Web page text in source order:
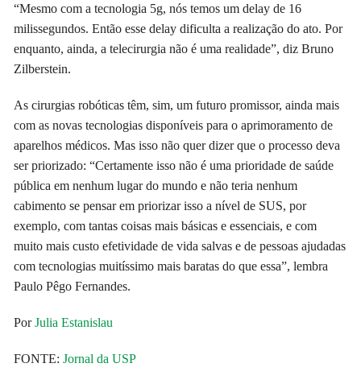
“Mesmo com a tecnologia 5g, nós temos um delay de 16
milissegundos. Então esse delay dificulta a realização do ato. Por
enquanto, ainda, a telecirurgia não é uma realidade”, diz Bruno
Zilberstein.
As cirurgias robóticas têm, sim, um futuro promissor, ainda mais
com as novas tecnologias disponíveis para o aprimoramento de
aparelhos médicos. Mas isso não quer dizer que o processo deva
ser priorizado: “Certamente isso não é uma prioridade de saúde
pública em nenhum lugar do mundo e não teria nenhum
cabimento se pensar em priorizar isso a nível de SUS, por
exemplo, com tantas coisas mais básicas e essenciais, e com
muito mais custo efetividade de vida salvas e de pessoas ajudadas
com tecnologias muitíssimo mais baratas do que essa”, lembra
Paulo Pêgo Fernandes.
PorJulia Estanislau
FONTE:Jornal da USP